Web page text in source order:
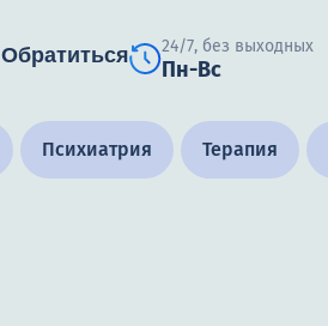
Обратиться 24/7, без выходных
Пн-Вс
Психиатрия Терапия